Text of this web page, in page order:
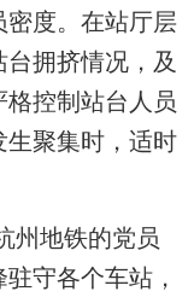
度。在站厅层
拥挤情况，及
控制站台人员
聚集时，适时
地铁的党员
守各个车站，